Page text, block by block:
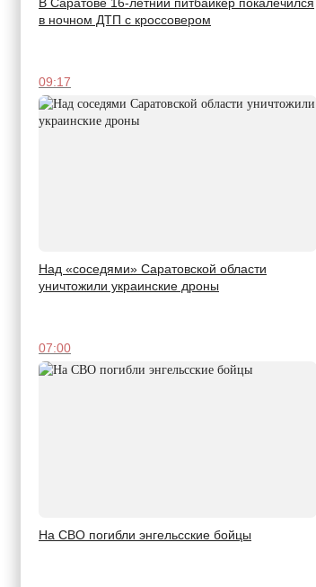
В Саратове 16-летний питбайкер покалечился
в ночном ДТП с кроссовером
09:17
Над «соседями» Саратовской области
уничтожили украинские дроны
07:00
На СВО погибли энгельсские бойцы